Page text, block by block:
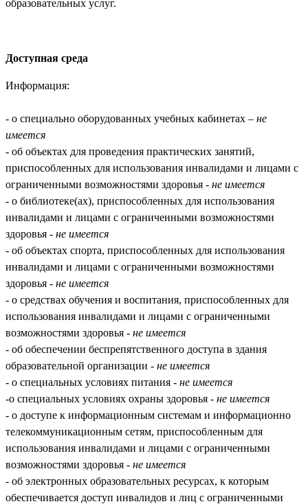
образовательных услуг.
Доступная среда
Информация:
- о специально оборудованных учебных кабинетах – не
имеется
- об объектах для проведения практических занятий,
приспособленных для использования инвалидами и лицами с
ограниченными возможностями здоровья - не имеется
- о библиотеке(ах), приспособленных для использования
инвалидами и лицами с ограниченными возможностями
здоровья - не имеется
- об объектах спорта, приспособленных для использования
инвалидами и лицами с ограниченными возможностями
здоровья - не имеется
- о средствах обучения и воспитания, приспособленных для
использования инвалидами и лицами с ограниченными
возможностями здоровья - не имеется
- об обеспечении беспрепятственного доступа в здания
образовательной организации - не имеется
- о специальных условиях питания - не имеется
-о специальных условиях охраны здоровья - не имеется
- о доступе к информационным системам и информационно
телекоммуникационным сетям, приспособленным для
использования инвалидами и лицами с ограниченными
возможностями здоровья - не имеется
- об электронных образовательных ресурсах, к которым
обеспечивается доступ инвалидов и лиц с ограниченными